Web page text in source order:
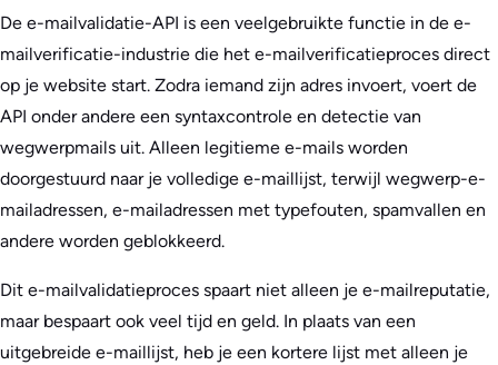
De e-mailvalidatie-API is een veelgebruikte functie in de e-
mailverificatie-industrie die het e-mailverificatieproces direct
op je website start. Zodra iemand zijn adres invoert, voert de
API onder andere een syntaxcontrole en detectie van
wegwerpmails uit. Alleen legitieme e-mails worden
doorgestuurd naar je volledige e-maillijst, terwijl wegwerp-e-
mailadressen, e-mailadressen met typefouten, spamvallen en
andere worden geblokkeerd.
Dit e-mailvalidatieproces spaart niet alleen je e-mailreputatie,
maar bespaart ook veel tijd en geld. In plaats van een
uitgebreide e-maillijst, heb je een kortere lijst met alleen je